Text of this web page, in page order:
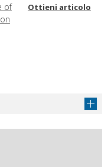
of
Ottieni articolo